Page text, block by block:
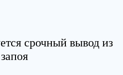
срочный вывод из
запоя